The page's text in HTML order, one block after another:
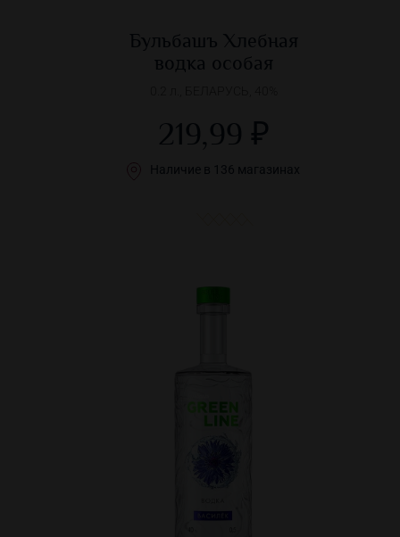
Бульбашъ Хлебная
водка особая
219,99 ₽
Наличие в 136 магазинах